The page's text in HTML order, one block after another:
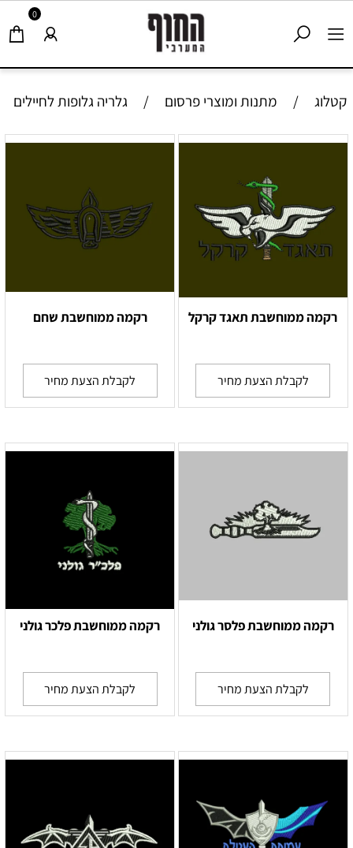
0
קטלוג / מתנות ומוצרי פרסום / גלריה גלופות לחיילים
רקמה ממוחשבת תאגד קרקל
לקבלת הצעת מחיר
רקמה ממוחשבת שחם
לקבלת הצעת מחיר
רקמה ממוחשבת פלסר גולני
לקבלת הצעת מחיר
רקמה ממוחשבת פלכר גולני
לקבלת הצעת מחיר